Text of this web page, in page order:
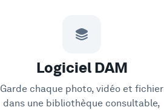
Logiciel DAM
Garde chaque photo, vidéo et fichier
dans une bibliothèque consultable,